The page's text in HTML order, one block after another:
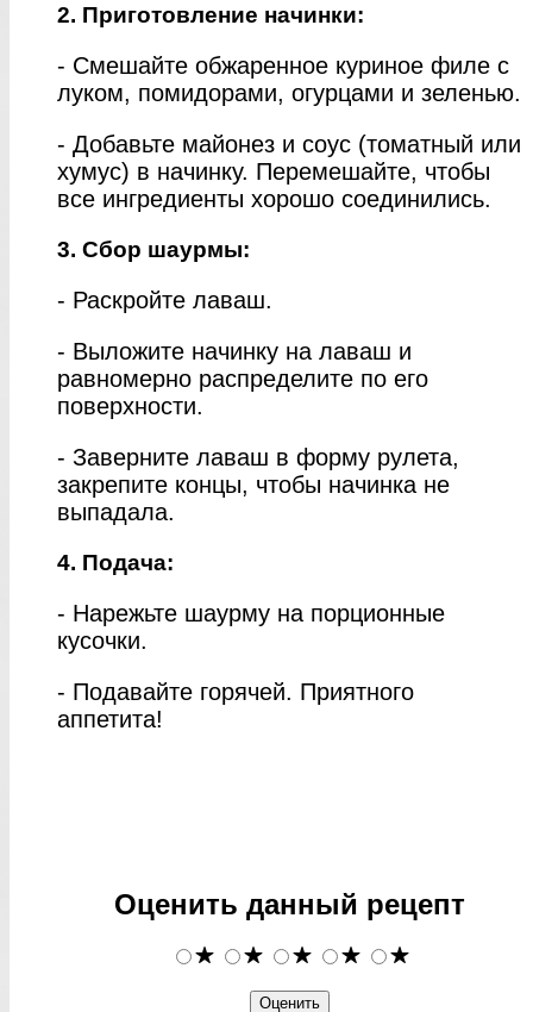
2. Приготовление начинки:
- Смешайте обжаренное куриное филе с
луком, помидорами, огурцами и зеленью.
- Добавьте майонез и соус (томатный или
хумус) в начинку. Перемешайте, чтобы
все ингредиенты хорошо соединились.
3. Сбор шаурмы:
- Раскройте лаваш.
- Выложите начинку на лаваш и
равномерно распределите по его
поверхности.
- Заверните лаваш в форму рулета,
закрепите концы, чтобы начинка не
выпадала.
4. Подача:
- Нарежьте шаурму на порционные
кусочки.
- Подавайте горячей. Приятного
аппетита!
Оценить данный рецепт